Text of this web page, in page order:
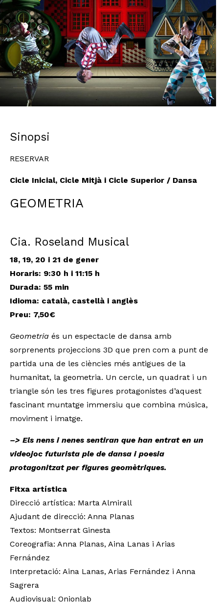
Sinopsi
RESERVAR
Cicle Inicial, Cicle Mitjà i Cicle Superior / Dansa
GEOMETRIA
Cia. Roseland Musical
18, 19, 20 i 21 de gener
Horaris: 9:30 h i 11:15 h
Durada: 55 min
Idioma: català, castellà i anglès
Preu: 7,50€
Geometria és un espectacle de dansa amb
sorprenents projeccions 3D que pren com a punt de
partida una de les ciències més antigues de la
humanitat, la geometria. Un cercle, un quadrat i un
triangle són les tres figures protagonistes d’aquest
fascinant muntatge immersiu que combina música,
moviment i imatge.
–> Els nens i nenes sentiran que han entrat en un
videojoc futurista ple de dansa i poesia
protagonitzat per figures geomètriques.
Fitxa artística
Direcció artística: Marta Almirall
Ajudant de direcció: Anna Planas
Textos: Montserrat Ginesta
Coreografia: Anna Planas, Aina Lanas i Arias
Fernández
Interpretació: Aina Lanas, Arias Fernández i Anna
Sagrera
Audiovisual: Onionlab